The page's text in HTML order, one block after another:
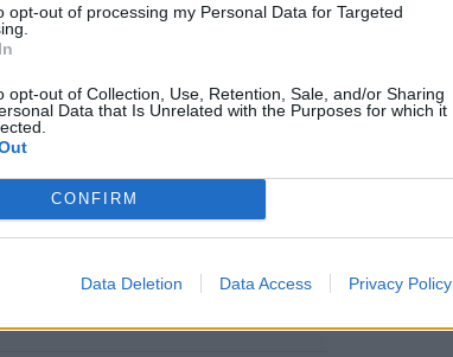
opt-out of processing my Personal Data for Targeted
opt-out of Collection, Use, Retention, Sale, and/or Sharing
Data that Is Unrelated with the Purposes for which it
CONFIRM
Data Deletion Data Access Privacy Policy
tulee tehdä. Ribeiro
bikinit yllään, vaikka
Ehkäpä saunassa hyvin
Fingerroos voisi opastaa